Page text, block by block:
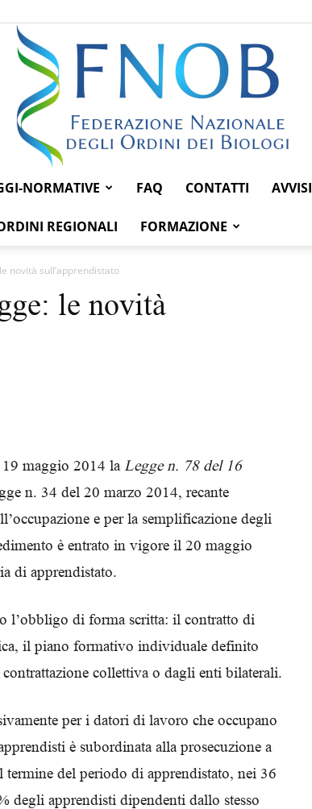
Federazione
dei
Biologi
NORMATIVE FAQ CONTATTI AVVISI
REGIONALI FORMAZIONE
novità sull’apprendistato
le novità
maggio 2014 la Legge n. 78 del 16
n. 34 del 20 marzo 2014, recante
e per la semplificazione degli
è entrato in vigore il 20 maggio
di apprendistato.
l’obbligo di forma scritta: il contratto di
il piano formativo individuale definito
collettiva o dagli enti bilaterali.
per i datori di lavoro che occupano
è subordinata alla prosecuzione a
del periodo di apprendistato, nei 36
degli apprendisti dipendenti dallo stesso